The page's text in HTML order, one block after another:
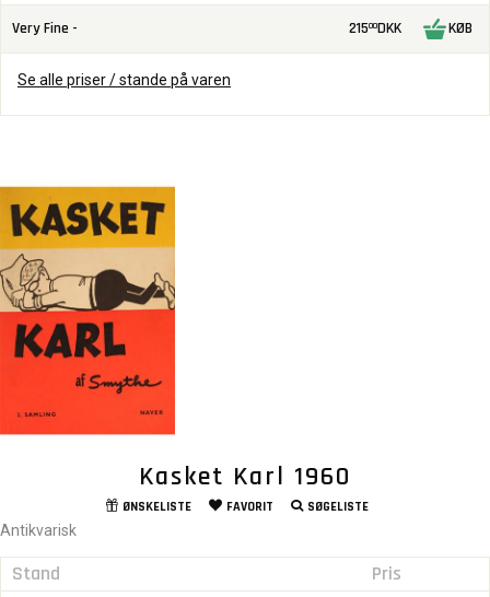
Very Fine - 21500DKK KØB
Se alle priser / stande på varen
Kasket Karl 1960
ØNSKELISTE FAVORIT SØGELISTE
Antikvarisk
Stand Pris